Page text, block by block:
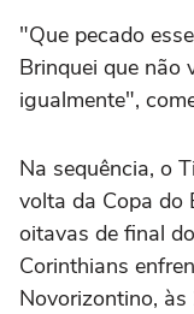
"Que pecado
Brinquei que não
igualmente",
Na sequência, o
volta da Copa do
oitavas de final
Corinthians
Novorizontino,